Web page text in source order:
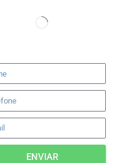
ENVIAR